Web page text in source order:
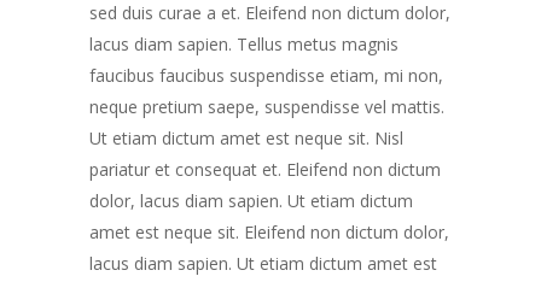
sed duis curae a et. Eleifend non dictum dolor,
lacus diam sapien. Tellus metus magnis
faucibus faucibus suspendisse etiam, mi non,
neque pretium saepe, suspendisse vel mattis.
Ut etiam dictum amet est neque sit. Nisl
pariatur et consequat et. Eleifend non dictum
dolor, lacus diam sapien. Ut etiam dictum
amet est neque sit. Eleifend non dictum dolor,
lacus diam sapien. Ut etiam dictum amet est